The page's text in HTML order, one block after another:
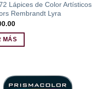
Lápices de Color Artísticos
Rembrandt Lyra
MÁS